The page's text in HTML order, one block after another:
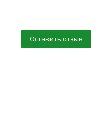
Оставить отзыв